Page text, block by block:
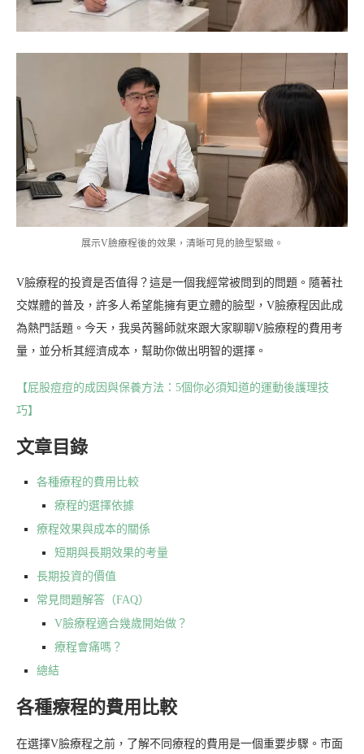
展示V臉療程後的效果，清晰可見的臉型緊緻。
V臉療程的投資是否值得？這是一個我經常被問到的問題。隨著社
交媒體的普及，許多人希望能擁有更立體的臉型，V臉療程因此成
為熱門話題。今天，我吳芮醫師就來跟大家聊聊V臉療程的費用考
量，並分析其經濟成本，幫助你做出明智的選擇。
【屁股痘痘的成因與保養方法：5個你必須知道的運動後護理技
巧】
文章目錄
各種療程的費用比較
療程的選擇依據
療程效果與成本的關係
短期與長期效果的考量
長期投資的價值
常見問題解答（FAQ）
V臉療程適合幾歲開始做？
療程會痛嗎？
總結
各種療程的費用比較
在選擇V臉療程之前，了解不同療程的費用是一個重要步驟。市面